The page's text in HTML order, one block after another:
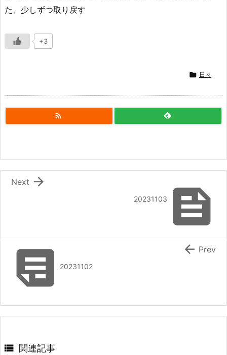
た、少しずつ取り戻す
+3
 日々


20231103

Next
20231102
 Prev
 関連記事